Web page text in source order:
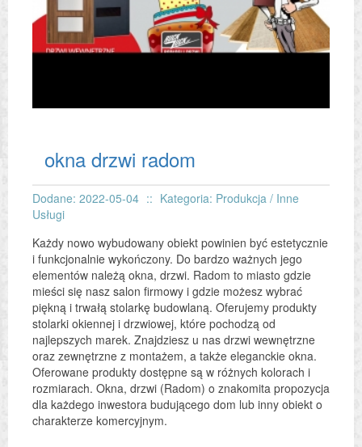
okna drzwi radom
Dodane: 2022-05-04 :: Kategoria: Produkcja / Inne
Usługi
Każdy nowo wybudowany obiekt powinien być estetycznie
i funkcjonalnie wykończony. Do bardzo ważnych jego
elementów należą okna, drzwi. Radom to miasto gdzie
mieści się nasz salon firmowy i gdzie możesz wybrać
piękną i trwałą stolarkę budowlaną. Oferujemy produkty
stolarki okiennej i drzwiowej, które pochodzą od
najlepszych marek. Znajdziesz u nas drzwi wewnętrzne
oraz zewnętrzne z montażem, a także eleganckie okna.
Oferowane produkty dostępne są w różnych kolorach i
rozmiarach. Okna, drzwi (Radom) o znakomita propozycja
dla każdego inwestora budującego dom lub inny obiekt o
charakterze komercyjnym.